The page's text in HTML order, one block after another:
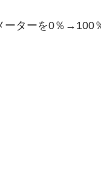
ターを0％→100